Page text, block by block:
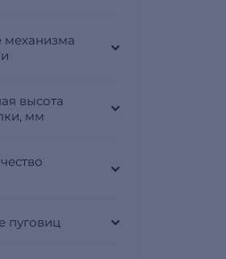
механизма
высота
мм
пуговиц